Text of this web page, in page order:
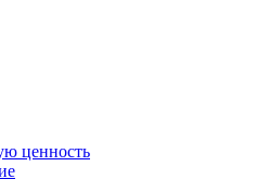
ценность